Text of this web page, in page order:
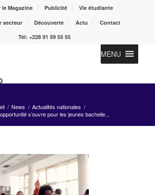
le Magazine Publicité
Vie étudiante
secteur
Découverte Actu
Contact
Tél: +228 91 59 55 55
MENU
/ News / Actualités nationales /
s’ouvre pour les jeunes bachelie...